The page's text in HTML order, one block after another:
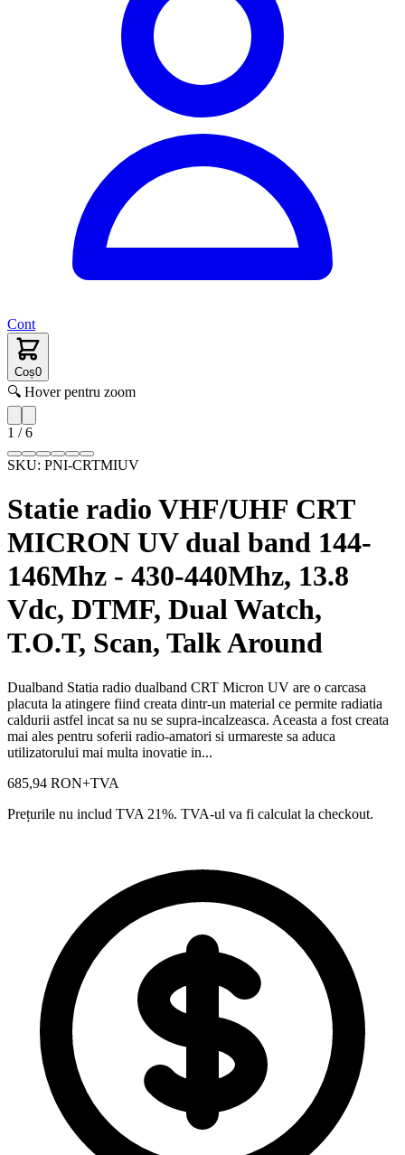
Cont
Coș0
🔍 Hover pentru zoom
1 /6
SKU: PNI-CRTMIUV
Statie radio VHF/UHF CRT
MICRON UV dual band 144-
146Mhz - 430-440Mhz, 13.8
Vdc, DTMF, Dual Watch,
T.O.T, Scan, Talk Around
Dualband Statia radio dualband CRT Micron UV are o carcasa
placuta la atingere fiind creata dintr-un material ce permite radiatia
caldurii astfel incat sa nu se supra-incalzeasca. Aceasta a fost creata
mai ales pentru soferii radio-amatori si urmareste sa aduca
utilizatorului mai multa inovatie in...
685,94 RON+TVA
Prețurile nu includ TVA 21%. TVA-ul va fi calculat la checkout.